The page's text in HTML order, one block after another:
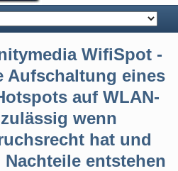
WifiSpot -
Aufschaltung eines
auf WLAN-
wenn
hat und
entstehen